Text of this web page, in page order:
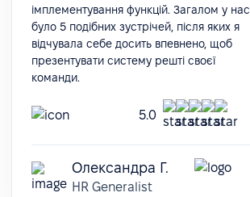
імплементування функцій. Загалом у нас
було 5 подібних зустрічей, після яких я
відчувала себе досить впевнено, щоб
презентувати систему решті своєї
команди.
5.0
Олександра Г.
HR Generalist